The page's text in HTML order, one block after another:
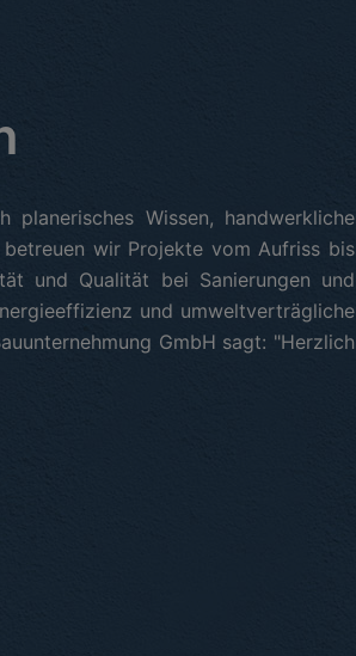
Wissen, handwerkliche
betreuen wir Projekte vom Aufriss bis
und Qualität bei Sanierungen und
und umweltverträgliche
GmbH sagt: "Herzlich